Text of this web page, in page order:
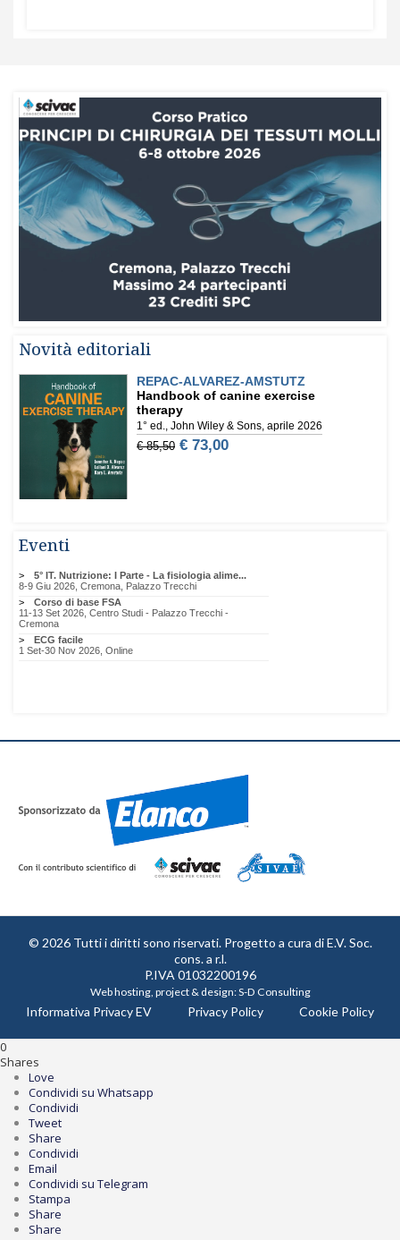
Novità editoriali
Eventi
© 2026 Tutti i diritti sono riservati. Progetto a cura diE.V. Soc.
cons. a r.l.
P.IVA 01032200196
Web hosting, project & design:S-D Consulting
Informativa Privacy EV Privacy Policy Cookie Policy
0
Shares
Love
Condividi su Whatsapp
Condividi
Tweet
Share
Condividi
Email
Condividi su Telegram
Stampa
Share
Share